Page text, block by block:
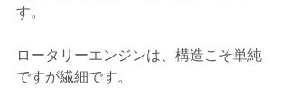
す。
ロータリーエンジンは、構造こそ単純
ですが繊細です。